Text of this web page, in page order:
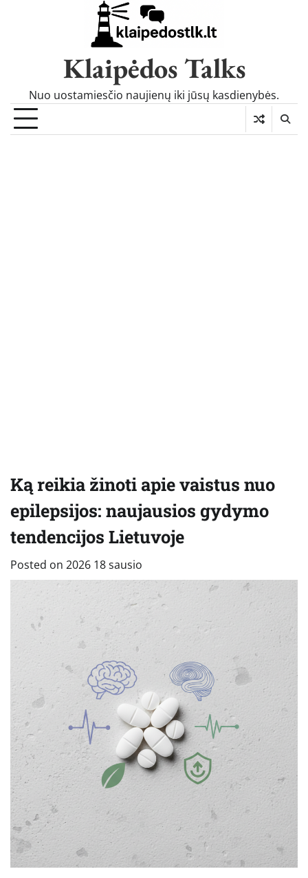
Klaipėdos Talks
Nuo uostamiesčio naujienų iki jūsų kasdienybės.
Ką reikia žinoti apie vaistus nuo
epilepsijos: naujausios gydymo
tendencijos Lietuvoje
Posted on 2026 18 sausio